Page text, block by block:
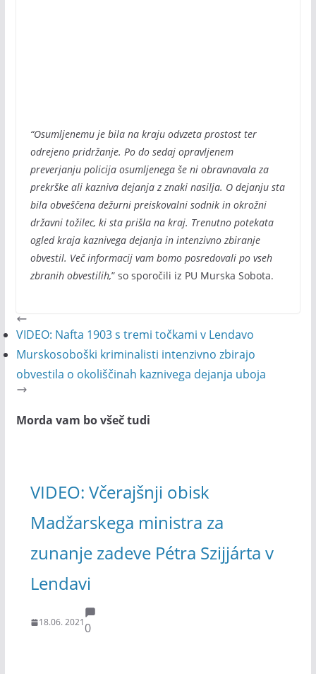
“Osumljenemu je bila na kraju odvzeta prostost ter
odrejeno pridržanje. Po do sedaj opravljenem
preverjanju policija osumljenega še ni obravnavala za
prekrške ali kazniva dejanja z znaki nasilja. O dejanju sta
bila obveščena dežurni preiskovalni sodnik in okrožni
državni tožilec, ki sta prišla na kraj. Trenutno potekata
ogled kraja kaznivega dejanja in intenzivno zbiranje
obvestil. Več informacij vam bomo posredovali po vseh
zbranih obvestilih,” so sporočili iz PU Murska Sobota.
VIDEO: Nafta 1903 s tremi točkami v Lendavo
Murskosoboški kriminalisti intenzivno zbirajo
obvestila o okoliščinah kaznivega dejanja uboja
Morda vam bo všeč tudi
VIDEO: Včerajšnji obisk
Madžarskega ministra za
zunanje zadeve Pétra Szijjárta v
Lendavi
18.06. 20210